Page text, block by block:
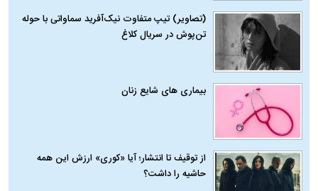
(تصاویر) تیپ متفاوت نیک‌آفرید سماواتی با حوله
تن‌پوش در سریال کلاغ
بیماری‌ های شایع زنان
از توقیف تا انتشار؛ آیا «کوری» ارزش این همه
حاشیه را داشت؟